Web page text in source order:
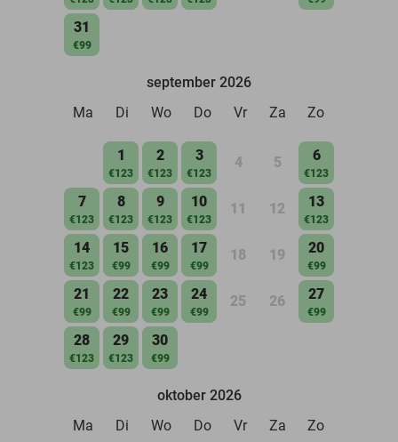
31
€99
september 2026
Ma
Di Wo Do Vr Za Zo
1
€123
2
€123
3
€123
4 5 6
€123
7
€123
8
€123
9
€123
10
€123
11 12 13
€123
14
€123
15
€99
16
€99
17
€99
18 19 20
€99
21
€99
22
€99
23
€99
24
€99
25 26 27
€99
28
€123
29
€123
30
€99
oktober 2026
Ma
Di Wo Do Vr Za Zo